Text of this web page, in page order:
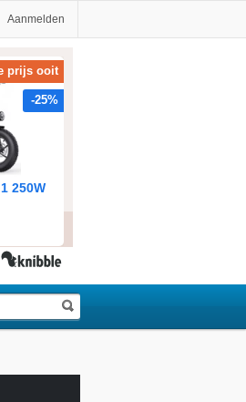
Aanmelden